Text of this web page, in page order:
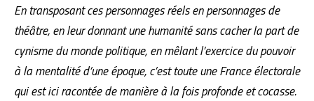
En transposant ces personnages réels en personnages de
théâtre, en leur donnant une humanité sans cacher la part de
cynisme du monde politique, en mêlant l’exercice du pouvoir
à la mentalité d’une époque, c’est toute une France électorale
qui est ici racontée de manière à la fois profonde et cocasse.